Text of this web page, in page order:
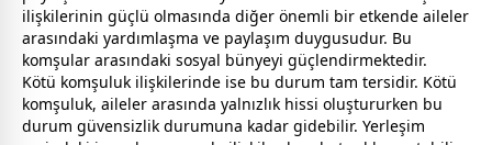
ilişkilerinin güçlü olmasında diğer önemli bir etkende aileler
arasındaki yardımlaşma ve paylaşım duygusudur. Bu
komşular arasındaki sosyal bünyeyi güçlendirmektedir.
Kötü komşuluk ilişkilerinde ise bu durum tam tersidir. Kötü
komşuluk, aileler arasında yalnızlık hissi oluştururken bu
durum güvensizlik durumuna kadar gidebilir. Yerleşim